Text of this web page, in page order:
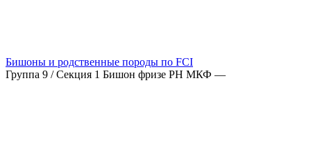
Бишоны и родственные породы по FCI
Группа 9 / Секция 1 Бишон фризе РН МКФ —